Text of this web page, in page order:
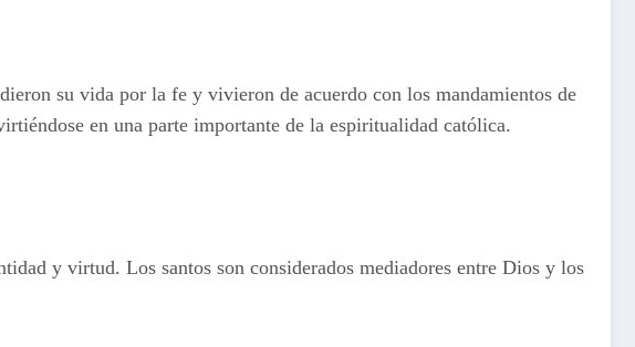
su vida por la fe y vivieron de acuerdo con los mandamientos de
en una parte importante de la espiritualidad católica.
y virtud. Los santos son considerados mediadores entre Dios y los